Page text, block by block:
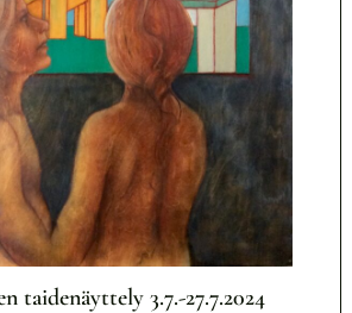
taidenäyttely 3.7.-27.7.2024